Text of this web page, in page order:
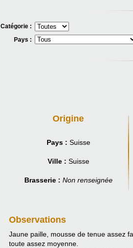
Catégorie :
Pays :
Origine
Pays : Suisse
Ville : Suisse
Brasserie : Non renseignée
Observations
Jaune paille, mousse de tenue assez
toute assez moyenne.